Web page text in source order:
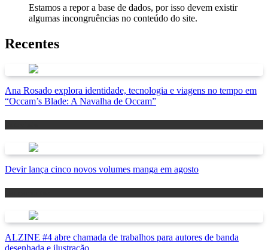
Estamos a repor a base de dados, por isso devem existir
algumas incongruências no conteúdo do site.
Recentes
Ana Rosado explora identidade, tecnologia e viagens no tempo em
“Occam’s Blade: A Navalha de Occam”
Devir lança cinco novos volumes manga em agosto
ALZINE #4 abre chamada de trabalhos para autores de banda